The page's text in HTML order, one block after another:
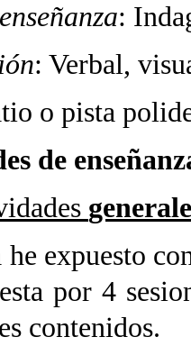
:
: Verbal,
o pista
de
expuesto
por 4
contenidos.